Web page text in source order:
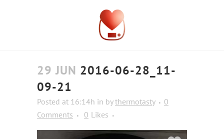
29 JUN 2016-06-28_11-
09-21
Posted at 16:14h in bythermotasty
0
Comments
0 Likes